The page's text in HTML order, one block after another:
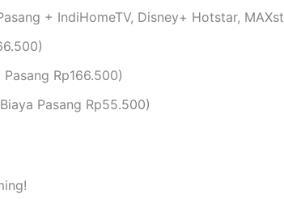
+ IndiHomeTV, Disney+ Hotstar,
Rp166.500)
Pasang Rp55.500)